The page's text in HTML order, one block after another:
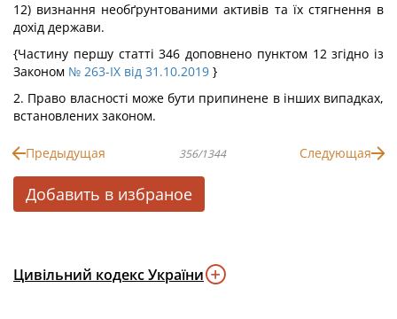
12) визнання необґрунтованими активів та їх стягнення в
дохід держави.
{Частину першу статті 346 доповнено пунктом 12 згідно із
Законом № 263-IX від 31.10.2019 }
2. Право власності може бути припинене в інших випадках,
встановлених законом.
Предыдущая 356/1344 Следующая
Добавить в избраное
Цивільний кодекс України